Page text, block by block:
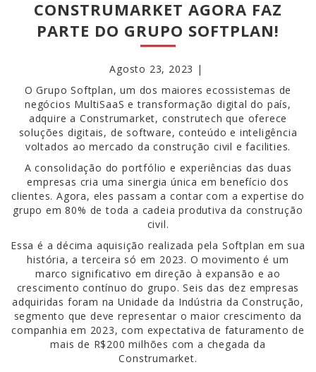
CONSTRUMARKET AGORA FAZ
PARTE DO GRUPO SOFTPLAN!
Agosto 23, 2023 |
O Grupo Softplan, um dos maiores ecossistemas de
negócios MultiSaaS e transformação digital do país,
adquire a Construmarket, construtech que oferece
soluções digitais, de software, conteúdo e inteligência
voltados ao mercado da construção civil e facilities.
A consolidação do portfólio e experiências das duas
empresas cria uma sinergia única em benefício dos
clientes. Agora, eles passam a contar com a expertise do
grupo em 80% de toda a cadeia produtiva da construção
civil.
Essa é a décima aquisição realizada pela Softplan em sua
história, a terceira só em 2023. O movimento é um
marco significativo em direção à expansão e ao
crescimento contínuo do grupo. Seis das dez empresas
adquiridas foram na Unidade da Indústria da Construção,
segmento que deve representar o maior crescimento da
companhia em 2023, com expectativa de faturamento de
mais de R$200 milhões com a chegada da
Construmarket.